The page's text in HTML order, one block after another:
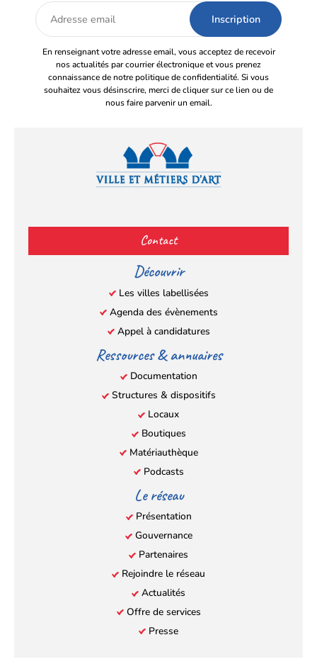
Adresse
email
En renseignant votre adresse email, vous acceptez de recevoir
nos actualités par courrier électronique et vous prenez
connaissance de notre politique de confidentialité. Si vous
souhaitez vous désinscrire, merci de cliquer sur ce lien ou de
nous faire parvenir un email.
(s’ouvre
dans
un
nouvel
onglet)
(s’ouvre
dans
un
nouvel
onglet)
(s’ouvre
dans
un
nouvel
onglet)
(s’ouvre
un
nouvel
onglet)
Contact
Découvrir
Les villes labellisées
Agenda des évènements
Appel à candidatures
Ressources & annuaires
Documentation
Structures & dispositifs
Locaux
Boutiques
Matériauthèque
Podcasts
Le réseau
Présentation
Gouvernance
Partenaires
Rejoindre le réseau
Actualités
Offre de services
Presse